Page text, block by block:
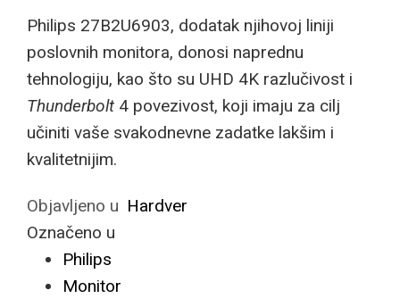
Philips 27B2U6903, dodatak njihovoj liniji
poslovnih monitora, donosi naprednu
tehnologiju, kao što su UHD 4K razlučivost i
Thunderbolt 4 povezivost, koji imaju za cilj
učiniti vaše svakodnevne zadatke lakšim i
kvalitetnijim.
Objavljeno u Hardver
Označeno u
Philips
Monitor